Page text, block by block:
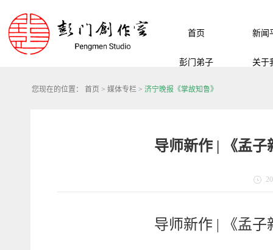
首页 新闻
彭门弟子 关于
您现在的位置： 首页 > 媒体专栏 > 济宁晚报《掌故知鲁》
导师新作 | 《孟
导师新作 | 《孟